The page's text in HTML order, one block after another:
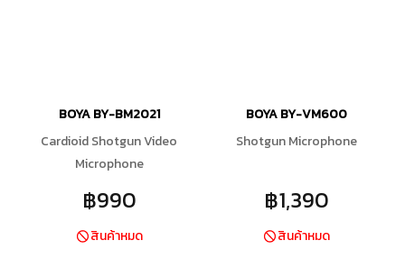
BOYA BY-BM2021
Cardioid Shotgun Video
Microphone
฿990
สินค้าหมด
BOYA BY-VM600
Shotgun Microphone
฿1,390
สินค้าหมด